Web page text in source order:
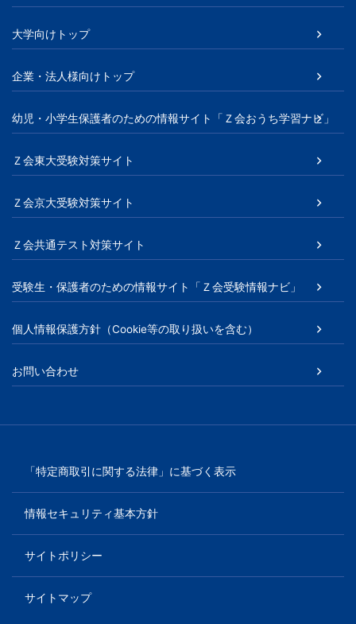
大学向けトップ
企業・法人様向けトップ
幼児・小学生保護者のための情報サイト「Ｚ会おうち学習ナビ」
Ｚ会東大受験対策サイト
Ｚ会京大受験対策サイト
Ｚ会共通テスト対策サイト
受験生・保護者のための情報サイト「Ｚ会受験情報ナビ」
個人情報保護方針（Cookie等の取り扱いを含む）
お問い合わせ
「特定商取引に関する法律」に基づく表示
情報セキュリティ基本方針
サイトポリシー
サイトマップ